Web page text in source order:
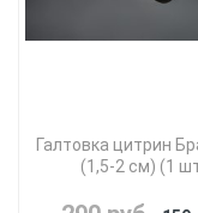
Галтовка цитрин
(1,5-2 см) (1